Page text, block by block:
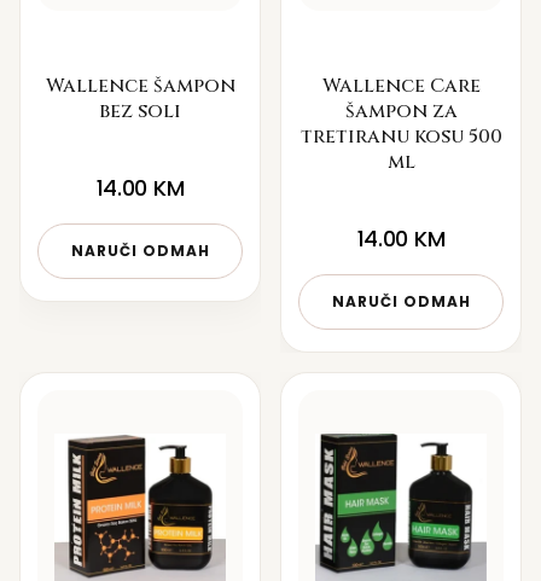
Wallence šampon
bez soli
14.00 KM
NARUČI ODMAH
Wallence Care
šampon za
tretiranu kosu 500
ml
14.00 KM
NARUČI ODMAH